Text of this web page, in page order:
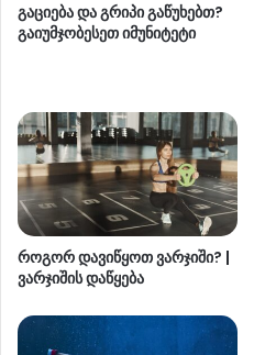
გაციება და გრიპი გაწუხებთ?
გაიუმჯობესეთ იმუნიტეტი
როგორ დავიწყოთ ვარჯიში? |
ვარჯიშის დაწყება